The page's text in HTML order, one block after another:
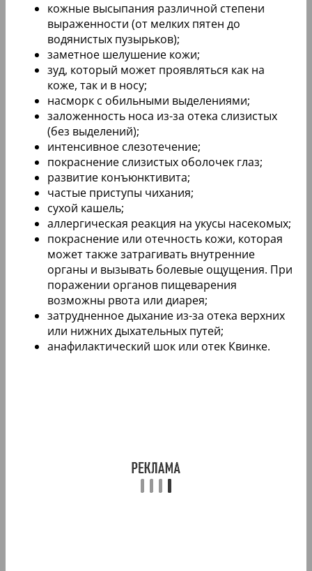
кожные высыпания различной степени
выраженности (от мелких пятен до
водянистых пузырьков);
заметное шелушение кожи;
зуд, который может проявляться как на
коже, так и в носу;
насморк с обильными выделениями;
заложенность носа из-за отека слизистых
(без выделений);
интенсивное слезотечение;
покраснение слизистых оболочек глаз;
развитие конъюнктивита;
частые приступы чихания;
сухой кашель;
аллергическая реакция на укусы насекомых;
покраснение или отечность кожи, которая
может также затрагивать внутренние
органы и вызывать болевые ощущения. При
поражении органов пищеварения
возможны рвота или диарея;
затрудненное дыхание из-за отека верхних
или нижних дыхательных путей;
анафилактический шок или отек Квинке.